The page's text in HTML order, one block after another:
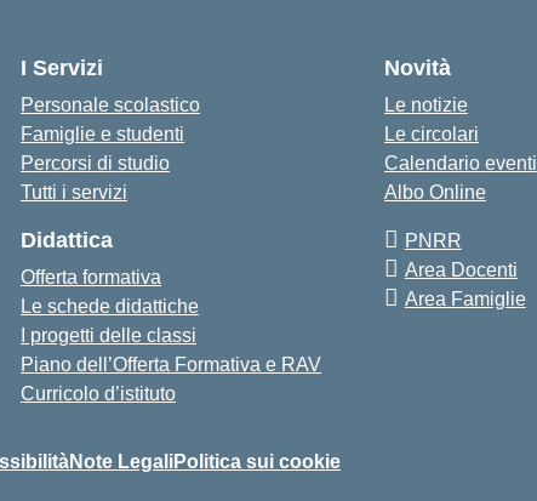
I Servizi
Personale scolastico
Famiglie e studenti
Percorsi di studio
Tutti i servizi
Didattica
Offerta formativa
Le schede didattiche
I progetti delle classi
Piano dell’Offerta Formativa e RAV
Curricolo d’istituto
Novità
Le notizie
Le circolari
Calendario eventi
Albo Online
PNRR
Area Docenti
Area Famiglie
Note LegaliPolitica sui cookie